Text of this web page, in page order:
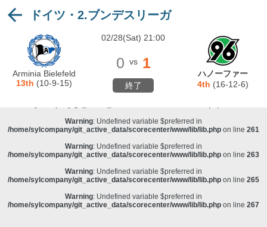
Warning: Undefined variable $preferred in
/home/sylcompany/git_active_data/scorecenter/www/lib/lib.php
Deprecated: stristr(): Passing null to parameter #1 ($haystack) of type string is
deprecated in/home/sylcompany/git_active_data/scorecenter/www/lib/lib.php
Warning
: Undefined variable $preferred in
/home/sylcompany/git_active_data/scorecenter/www/lib/lib.php on line
Warning: Undefined variable $preferred in
/home/sylcompany/git_active_data/scorecenter/www/lib/lib.php on line 261
Warning: Undefined variable $preferred in
/home/sylcompany/git_active_data/scorecenter/www/lib/lib.php on line 263
Warning: Undefined variable $preferred in
/home/sylcompany/git_active_data/scorecenter/www/lib/lib.php on line 265
Warning: Undefined variable $preferred in
/home/sylcompany/git_active_data/scorecenter/www/lib/lib.php on line 267
ドイツ・2.ブンデスリーガ
Arminia Bielefeld
13th (10-9-15)
02/28(Sat) 21:00
0 vs 1
終了
ハノーファー
4th (16-12-6)